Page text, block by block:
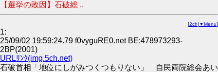
【選挙の敗因】石破総 ..
[2ch| ▼Menu]
1:
25/09/02 19:59:24.79 f0vyguRE0.net BE:478973293-
2BP(2001)
URLﾘﾝｸ(img.5ch.net)
石破首相「地位にしがみつくつもりない」 自民両院総会あい